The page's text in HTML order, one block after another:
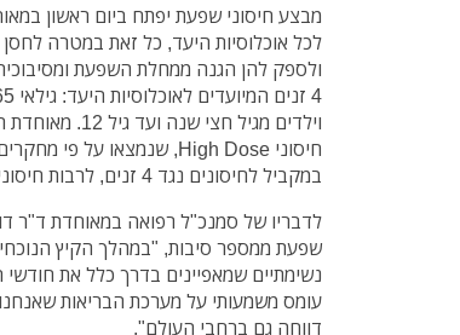
מבצע חיסוני שפעת יפתח ביום ראשון
לכל אוכלוסיות היעד, כל זאת במטרה
וילדים מגיל
במקביל לחיסונים נגד 4 זנים, לרבות חיסונים הניתנים בתרסיס המתאימים לגילאי 2-49.
לדבריו של סמנכ"ל רפואה במאוחדת ד"ר
שפעת ממספר סיבות, "במהלך הקיץ הנוכחי
נשימתיים שמאפיינים בדרך כלל את
עומס משמעותי על מערכת הבריאות
דווחה גם ברחבי העולם".